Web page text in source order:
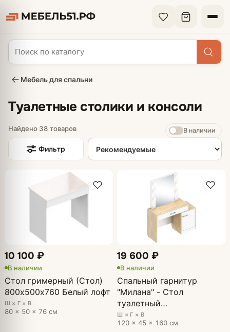
Мебель для спальни
Туалетные столики и консоли
Найдено 38 товаров В наличии
Фильтр
Сортировка товаров
10 100 ₽
В наличии
Стол гримерный (Стол)
800х500х760 Белый лофт
Ш × Г × В
80 × 50 × 76 см
19 600 ₽
В наличии
Спальный гарнитур
"Милана" - Стол
туалетный
1200х450х1600 Гаскон
Пайн/Белый лофт
Ш × Г × В
120 × 45 × 160 см